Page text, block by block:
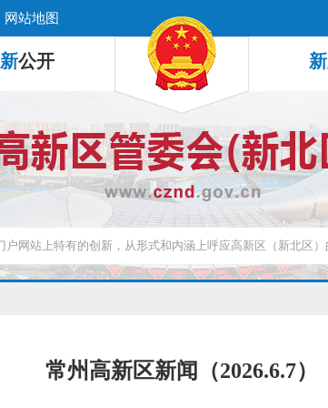
网站地图
新公开 新
常州高新区新闻（2026.6.7）